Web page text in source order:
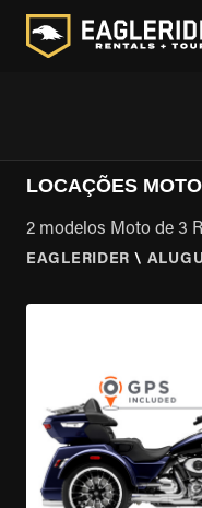
LOCAÇÕES
2 modelos Moto de 3
EAGLERIDER \